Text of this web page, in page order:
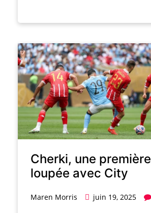
Cherki, une première
loupée avec City
Maren Morris juin 19, 2025